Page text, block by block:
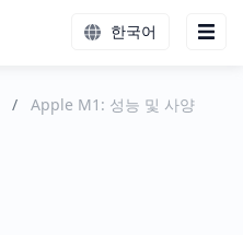
한국어
/ Apple M1: 성능 및 사양